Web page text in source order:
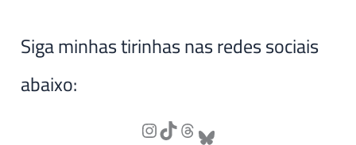
Siga minhas tirinhas nas redes sociais
abaixo: